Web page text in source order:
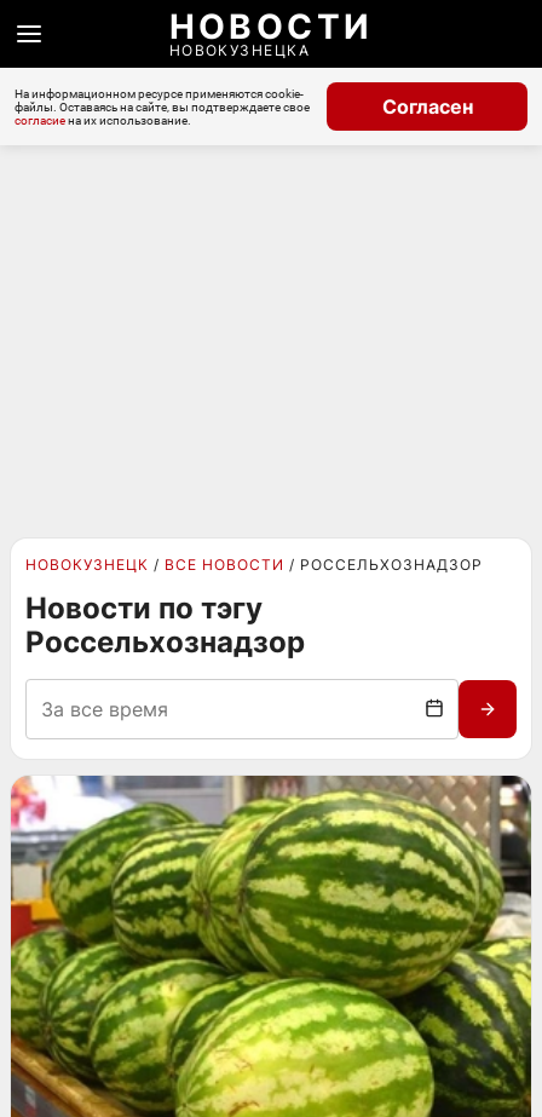
НОВОСТИ
НОВОКУЗНЕЦКА
На информационном ресурсе применяются cookie-
файлы. Оставаясь на сайте, вы подтверждаете свое
согласиена их использование.
Согласен
НОВОКУЗНЕЦК ВСЕ НОВОСТИ РОССЕЛЬХОЗНАДЗОР
Новости по тэгу
Россельхознадзор